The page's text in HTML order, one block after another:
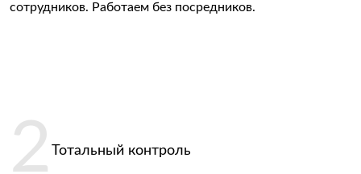
сотрудников. Работаем без посредников.
Тотальный контроль